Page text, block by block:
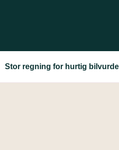
Stor regning for hurtig